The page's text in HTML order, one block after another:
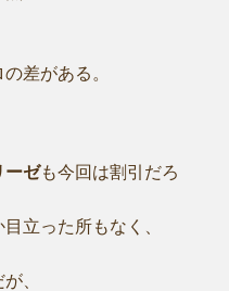
差がある。
ーゼも今回は割引だろ
立った所もなく、
、